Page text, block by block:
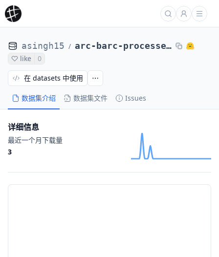
asingh15 / arc-barc-processed-direct-max4k-abs-lr5e-6-ep1-oracle-qwensols-0104
like 0
数据集介绍 数据集文件 Issues
在 datasets 中使用
详细信息
最近一个月下载量
3